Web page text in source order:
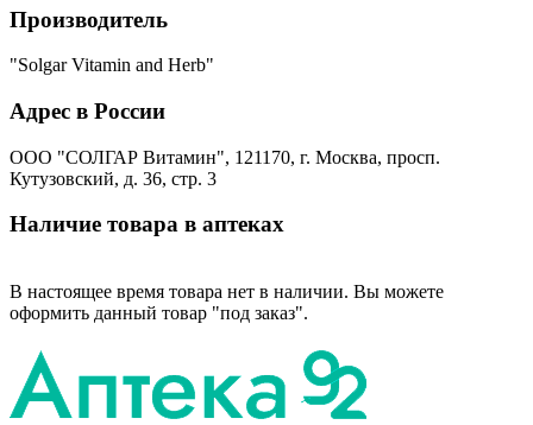
Производитель
"Solgar Vitamin and Herb"
Адрес в России
ООО "СОЛГАР Витамин", 121170, г. Москва, просп.
Кутузовский, д. 36, стр. 3
Наличие товара в аптеках
В настоящее время товара нет в наличии. Вы можете
оформить данный товар "под заказ".